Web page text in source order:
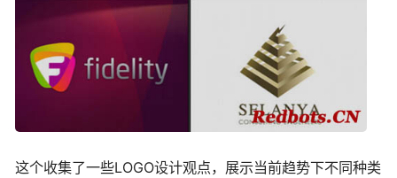
这个收集了一些LOGO设计观点，展示当前趋势下不同种类